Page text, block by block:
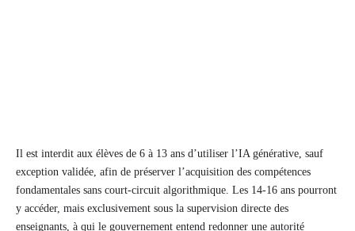
Il est interdit aux élèves de 6 à 13 ans d’utiliser l’IA générative, sauf
exception validée, afin de préserver l’acquisition des compétences
fondamentales sans court-circuit algorithmique. Les 14-16 ans pourront
y accéder, mais exclusivement sous la supervision directe des
enseignants, à qui le gouvernement entend redonner une autorité